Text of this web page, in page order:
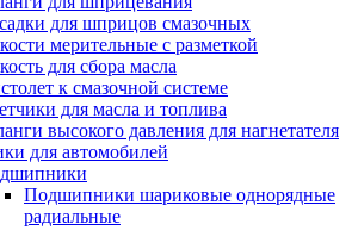
для шприцов смазочных
мерительные с разметкой
для сбора масла
к смазочной системе
для масла и топлива
высокого давления для нагнетателя
для автомобилей
Подшипники шариковые однорядные
радиальные